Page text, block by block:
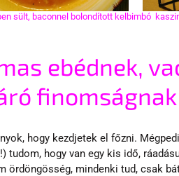
sült, baconnel bolondított kelbimbó
ebédnek,
finomságnak
hogy kezdjetek el főzni.
hogy van egy kis idő,
mindenki tud, csak